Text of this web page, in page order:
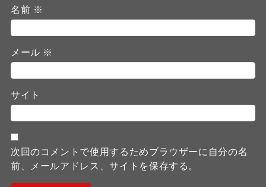
名前 ※
メール ※
サイト
次回のコメントで使用するためブラウザーに自分の名
前、メールアドレス、サイトを保存する。